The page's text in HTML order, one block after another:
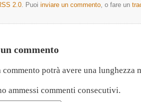
2.0 . Puoi inviare un commento , o fare un
commento
commento potrà avere una lunghezza
ammessi commenti consecutivi.